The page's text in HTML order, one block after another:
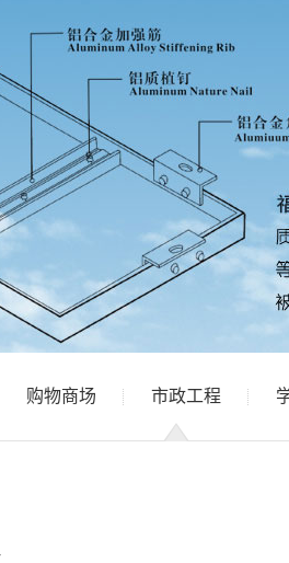
购物商场 市政工程